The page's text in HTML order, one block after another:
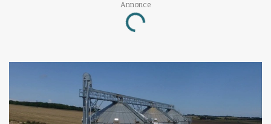
Annonce
Loading...